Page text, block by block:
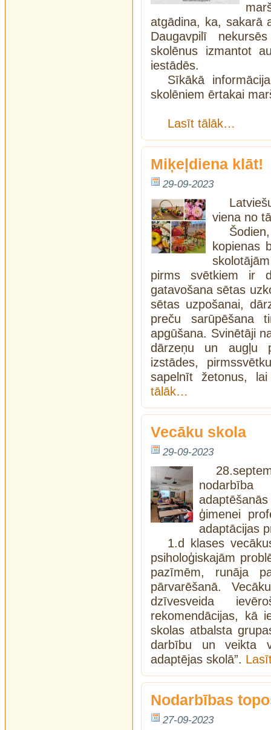
atgādina, ka, sakarā
Daugavpilī
skolēnus izmantot
iestādēs.
Sīkākā
skolēniem ērtakai
Lasīt tālāk…
Miķeļdiena klāt!
29-09-2023
viena no
kopienas
pirms svētkiem ir
gatavošana sētas
sētas uzpošanai,
preču sarūpēšana
apgūšana. Svinētāji
dārzeņu un augļu
izstādes,
sapelnīt žetonus,
tālāk…
Vecāku skola
29-09-2023
ģimenei
adaptācijas
1.d klases
psiholoģiskajām
pazīmēm, runāja
pārvarēšanā.
dzīvesveida
rekomendācijas, kā
skolas atbalsta
darbību un veikta
adaptējas skolā”.
Nodarbības
27-09-2023